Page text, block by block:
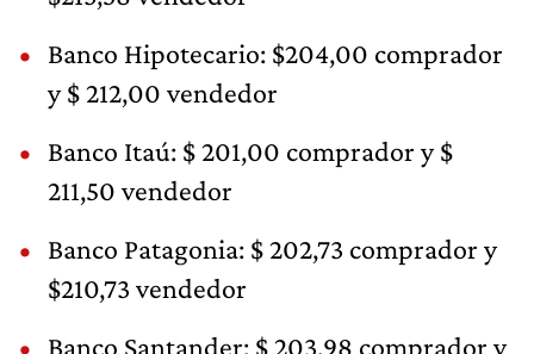
Banco Hipotecario: $204,00 comprador
y $ 212,00 vendedor
Banco Itaú: $ 201,00 comprador y $
211,50 vendedor
Banco Patagonia: $ 202,73 comprador y
$210,73 vendedor
Banco Santander: $ 203,98 comprador y